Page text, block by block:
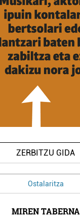
ZERBITZU GIDA
Ostalaritza
MIREN TABERNA